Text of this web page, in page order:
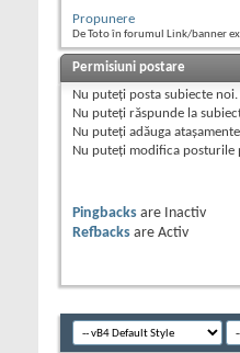
Propunere
De Toto în forumul Link/banner
Permisiuni postare
Nu puteţi posta subiecte noi.
Nu puteţi răspunde la
Nu puteţi adăuga ataşamente
Nu puteţi modifica posturile
Pingbacks are
Inactiv
Refbacks are Activ